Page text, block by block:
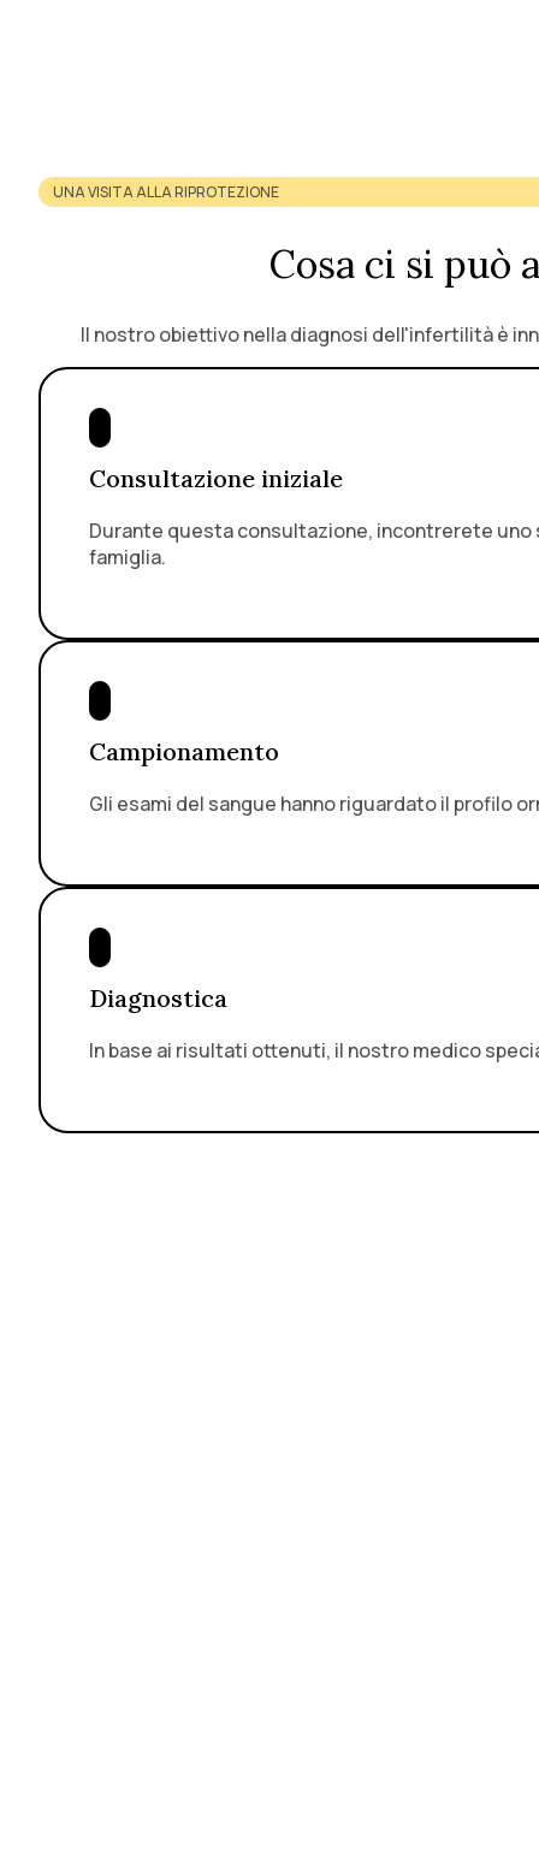
UNA VISITA ALLA RIPROTEZIONE
Cosa ci si può
Il nostro obiettivo nella diagnosi dell'infertilità è
Consultazione iniziale
Durante questa consultazione, incontrerete
famiglia.
Campionamento
Gli esami del sangue hanno riguardato il profilo
Diagnostica
In base ai risultati ottenuti, il nostro medico